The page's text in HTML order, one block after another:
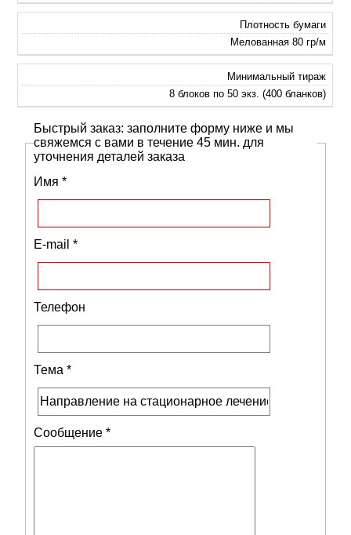
Плотность бумаги
Мелованная 80 гр/м
Минимальный тираж
8 блоков по 50 экз. (400 бланков)
Быстрый заказ: заполните форму ниже и мы
свяжемся с вами в течение 45 мин. для
уточнения деталей заказа
Имя *
E-mail *
Телефон
Тема *
Сообщение *